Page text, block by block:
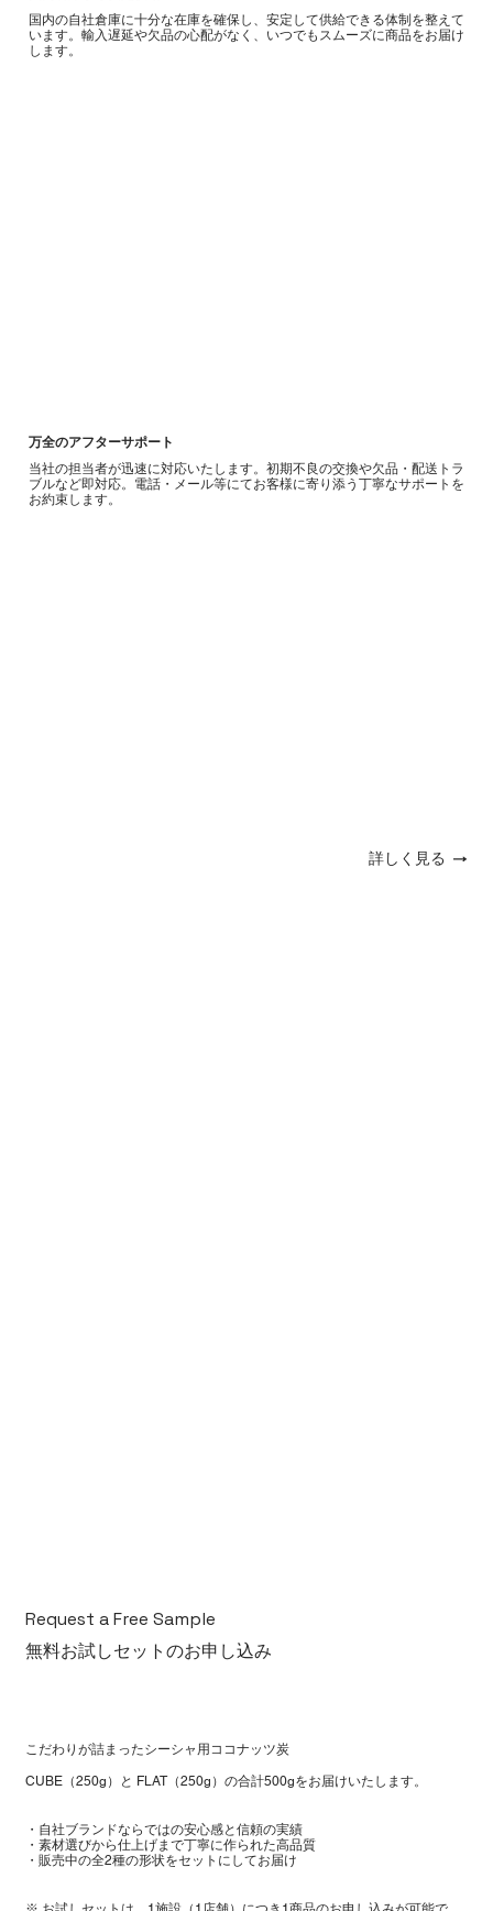
国内の自社倉庫に十分な在庫を確保し、安定して供給できる体制を整えて
います。輸入遅延や欠品の心配がなく、いつでもスムーズに商品をお届け
します。
万全のアフターサポート
当社の担当者が迅速に対応いたします。初期不良の交換や欠品・配送トラ
ブルなど即対応。電話・メール等にてお客様に寄り添う丁寧なサポートを
お約束します。
詳しく見る
Request a Free Sample
無料お試しセットのお申し込み
こだわりが詰まったシーシャ用ココナッツ炭
CUBE（250g）と FLAT（250g）の合計500gをお届けいたします。
・自社ブランドならではの安心感と信頼の実績
・素材選びから仕上げまで丁寧に作られた高品質
・販売中の全2種の形状をセットにしてお届け